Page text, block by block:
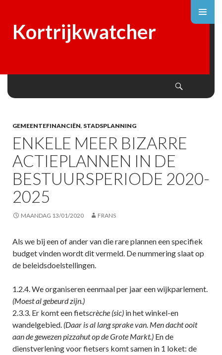
Kortrijkwatcher
GEMEENTEFINANCIËN, STADSPLANNING
ENKELE MEER BIZARRE
ACTIEPLANNEN IN DE
BESTUURSPERIODE 2020-
2025
MAANDAG 13/01/2020 FRANS
Als we bij een of ander van die rare plannen een specifiek
budget vinden wordt dit vermeld. De nummering slaat op
de beleidsdoelstellingen.
1.2.4. We organiseren eenmaal per jaar een wijkparlement.
(Moest al gebeurd zijn.)
2.3.3. Er komt een fietscrèche (sic) in het winkel-en
wandelgebied. (Daar is al lang sprake van. Men dacht ooit
aan de gewezen pizzahut op de Grote Markt.) En de
dienstverlening voor fietsers komt samen in 1 loket: de